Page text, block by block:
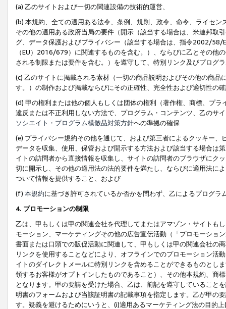
(a) 乙のサイトおよび一切の関連設備の技術的運営、
(b) 本規約、全ての適用ある法令、条例、規則、政令、命令、ライセ
その他の適用ある政府当局の要件（開示（該当する場合は、米連邦取
グ、データ保護およびプライバシー（該当する場合は、指令2002/58/
（EU）2016/679）に関連するものを含む。）、ならびに乙とその他
される制限または要件を含む。）を遵守して、特別リンク及びプログ
(c) 乙のサイトに掲載される素材（一切の商品説明およびその他の商
す。）の制作および掲載ならびにその正確性、完全性および適切性の
(d) 甲の権利または他の個人もしくは団体の権利（著作権、商標、プ
違反または不正利用しない方法で、プログラム・コンテンツ、乙のサ
ソシエイト・プログラム模倣品対策方針への準拠の確保
(e) プライバシー規約その他を通じて、および第三者によるクッキー
データを収集、使用、保管および開示する方法および該当する場合は
イトの訪問者から直接情報を収集し、サイトの訪問者のブラウザにク
切に開示し、その他の適用法の法的要件を満たし、ならびに適用法に
ついて情報を提供すること、および
(f) 本規約に基づき許可されているか否かを問わず、乙によるプログ
4. プロモーションの制限
乙は、甲もしくは甲の関連会社を代理してまたはアマゾン・サイトも
モーション、マーケティングその他の広告宣伝活動（「プロモーショ
書面または口頭での販促活動に関連して、甲もしくは甲の関連会社の
リンクを使用することなどにより、オフラインでのプロモーション活
イトのダイレクトメールに特別リンクを含めることができるものとし
領するお客様がオプトインしたものであること）、その他本規約、商
となります。甲の要請を受けた場合、乙は、前記を遵守していること
明書のフォームおよび当該証明書の記載事項を指定します。乙が甲の
す。疑義を避けるためにいうと、(i)適用あるマーケティング法の目的